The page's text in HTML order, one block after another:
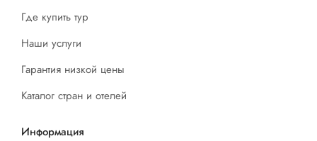
Где купить тур
Наши услуги
Гарантия низкой цены
Каталог стран и отелей
Информация